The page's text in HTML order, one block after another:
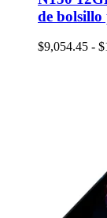
de bolsillo
$9,054.45 - $